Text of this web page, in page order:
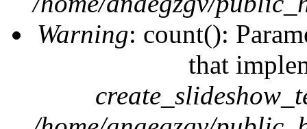
Warning: count():
that